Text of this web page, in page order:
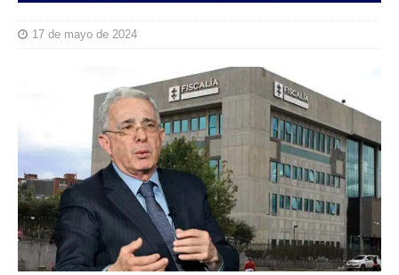
17 de mayo de 2024